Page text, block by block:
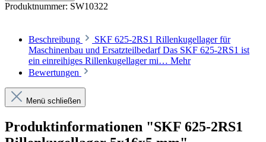
Produktnummer: SW10322
Beschreibung
SKF 625-2RS1 Rillenkugellager für
Maschinenbau und Ersatzteilbedarf Das SKF 625-2RS1 ist
ein einreihiges Rillenkugellager mi… Mehr
Bewertungen
Menü schließen
Produktinformationen "SKF 625-2RS1